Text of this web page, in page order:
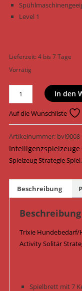
Level 1
Lieferzeit:4 bis 7 Tage
Vorrätig
Trixie
Hundespielzeug
Dog
Activity
Solitär
Strategie
Spiel
29
Menge
In den
Auf die Wunschliste
Artikelnummer: bvl9008
Intelligenzspielzeuge
Spielzeug Strategie Spiel,
Beschreibung
Beschreibung
Trixie Hundebedarf/
Activity Solitär
Spielbrett mit 7